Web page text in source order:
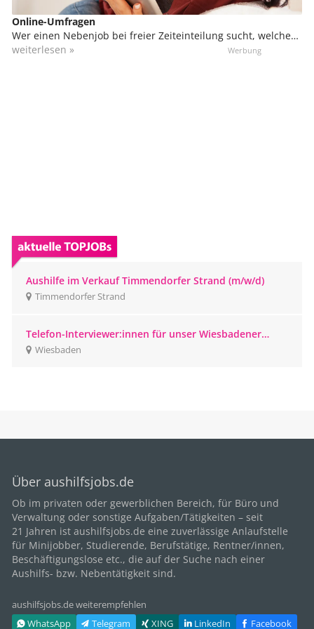
Aushilfe im Verkauf Timmendorfer Strand (m/w/d)
Timmendorfer Strand
Telefon-Interviewer:innen für unser Wiesbadener
CATI-Studio gesucht
Wiesbaden
Online-Umfragen
Wer einen Nebenjob bei freier Zeiteinteilung sucht, welcher
sich sogar von zu Hause ausüben lässt, kann sich in der
weiterlesen »
Über aushilfsjobs.de
Ob im privaten oder gewerblichen Bereich, für Büro und
Verwaltung oder sonstige Aufgaben/Tätigkeiten – seit
21 Jahren ist aushilfsjobs.de eine zuverlässige Anlaufstelle
für Minijobber, Studierende, Berufstätige, Rentner/innen,
Beschäftigungslose etc., die auf der Suche nach einer
Aushilfs- bzw. Nebentätigkeit sind.
aushilfsjobs.de weiterempfehlen
WhatsApp
Telegram XING LinkedIn Facebook